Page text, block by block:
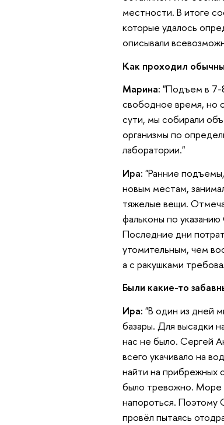
местности. В итоге
которые удалось
описывали
Как проходил
Марина: "Подъем в 7-
свободное время, но
сути, мы собирали
организмы по
лаборатории."
Ира: "Ранние
новым местам,
тяжелые вещи.
фальконы по
Последние дни
утомительным, чем
а с ракушками
Были какие-то
Ира: "В один из дней
базары. Для высадки
нас не было. Сергей
всего укачивало на
найти на прибрежных
было тревожно. Море
напороться. Поэтому
провёл пытаясь